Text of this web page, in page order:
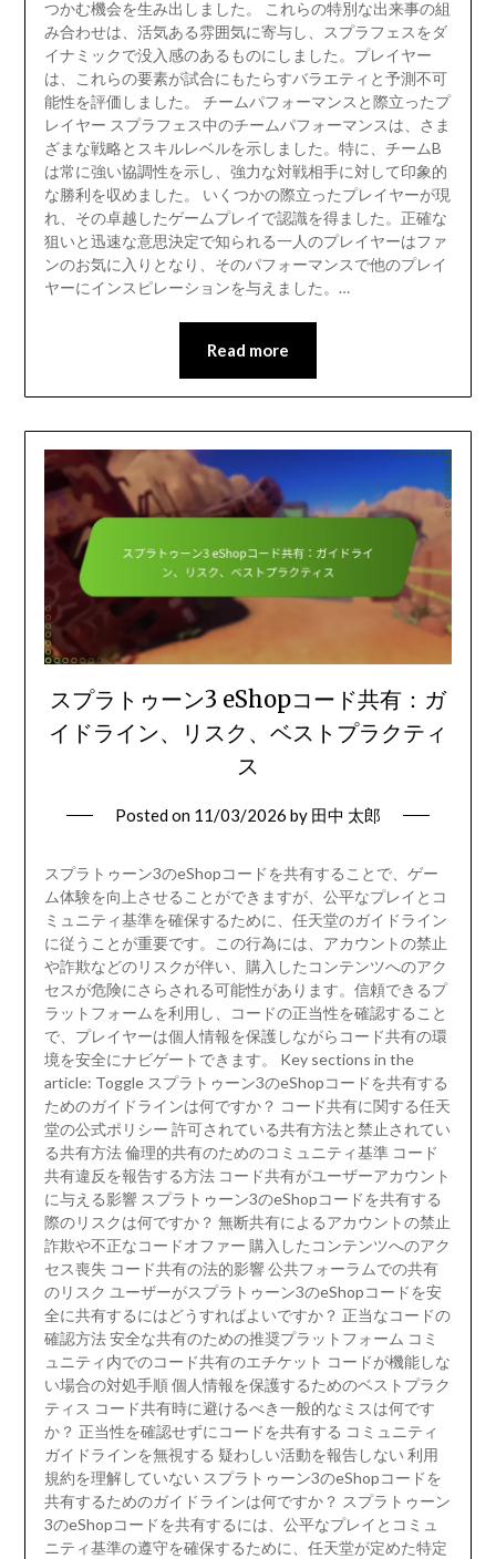
つかむ機会を生み出しました。 これらの特別な出来事の組
み合わせは、活気ある雰囲気に寄与し、スプラフェスをダ
イナミックで没入感のあるものにしました。プレイヤー
は、これらの要素が試合にもたらすバラエティと予測不可
能性を評価しました。 チームパフォーマンスと際立ったプ
レイヤー スプラフェス中のチームパフォーマンスは、さま
ざまな戦略とスキルレベルを示しました。特に、チームB
は常に強い協調性を示し、強力な対戦相手に対して印象的
な勝利を収めました。 いくつかの際立ったプレイヤーが現
れ、その卓越したゲームプレイで認識を得ました。正確な
狙いと迅速な意思決定で知られる一人のプレイヤーはファ
ンのお気に入りとなり、そのパフォーマンスで他のプレイ
ヤーにインスピレーションを与えました。…
Read more
スプラトゥーン3 eShopコード共有：ガ
イドライン、リスク、ベストプラクティ
ス
Posted on 11/03/2026 by 田中 太郎
スプラトゥーン3のeShopコードを共有することで、ゲー
ム体験を向上させることができますが、公平なプレイとコ
ミュニティ基準を確保するために、任天堂のガイドライン
に従うことが重要です。この行為には、アカウントの禁止
や詐欺などのリスクが伴い、購入したコンテンツへのアク
セスが危険にさらされる可能性があります。信頼できるプ
ラットフォームを利用し、コードの正当性を確認すること
で、プレイヤーは個人情報を保護しながらコード共有の環
境を安全にナビゲートできます。 Key sections in the
article: Toggle スプラトゥーン3のeShopコードを共有する
ためのガイドラインは何ですか？ コード共有に関する任天
堂の公式ポリシー 許可されている共有方法と禁止されてい
る共有方法 倫理的共有のためのコミュニティ基準 コード
共有違反を報告する方法 コード共有がユーザーアカウント
に与える影響 スプラトゥーン3のeShopコードを共有する
際のリスクは何ですか？ 無断共有によるアカウントの禁止
詐欺や不正なコードオファー 購入したコンテンツへのアク
セス喪失 コード共有の法的影響 公共フォーラムでの共有
のリスク ユーザーがスプラトゥーン3のeShopコードを安
全に共有するにはどうすればよいですか？ 正当なコードの
確認方法 安全な共有のための推奨プラットフォーム コミ
ュニティ内でのコード共有のエチケット コードが機能しな
い場合の対処手順 個人情報を保護するためのベストプラク
ティス コード共有時に避けるべき一般的なミスは何です
か？ 正当性を確認せずにコードを共有する コミュニティ
ガイドラインを無視する 疑わしい活動を報告しない 利用
規約を理解していない スプラトゥーン3のeShopコードを
共有するためのガイドラインは何ですか？ スプラトゥーン
3のeShopコードを共有するには、公平なプレイとコミュ
ニティ基準の遵守を確保するために、任天堂が定めた特定